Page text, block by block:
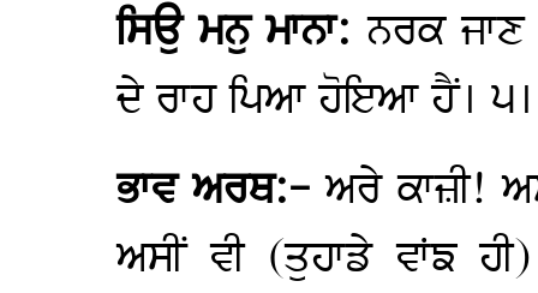
ਸਿਉ ਮਨੁ ਮਾਨਾ:ਨਰਕ
ਦੇ ਰਾਹ ਪਿਆ ਹੋਇਆ ਹੈਂ। ੫।
ਭਾਵ ਅਰਥ:-ਅਰੇ ਕਾਜ਼ੀ!
ਅਸੀਂ ਵੀ (ਤੁਹਾਡੇ ਵਾਂਙ